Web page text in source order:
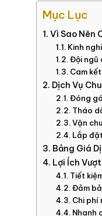
Mục Lục
Vì Sao Nên
Kinh
Đội ngũ
Cam
Dịch Vụ
Đóng
Tháo
Vận
Lắp
Bảng Giá
Lợi Ích
Tiết
Đảm
Chi phí
Nhanh